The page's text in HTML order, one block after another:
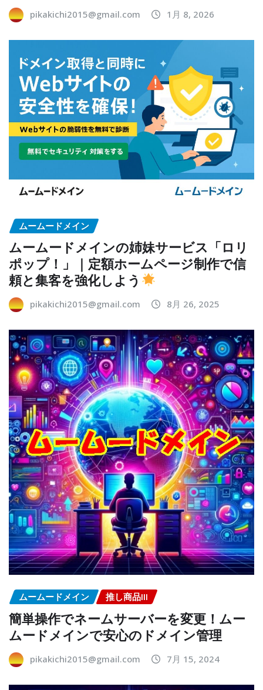
pikakichi2015@gmail.com 1月 8, 2026
ムームードメイン
ムームードメインの姉妹サービス「ロリ
ポップ！」｜定額ホームページ制作で信
頼と集客を強化しよう
pikakichi2015@gmail.com 8月 26, 2025
ムームードメイン 推し商品III
簡単操作でネームサーバーを変更！ムー
ムードメインで安心のドメイン管理
pikakichi2015@gmail.com 7月 15, 2024